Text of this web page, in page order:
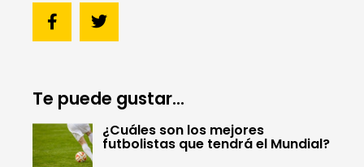
Te puede gustar...
¿Cuáles son los mejores
futbolistas que tendrá el Mundial?